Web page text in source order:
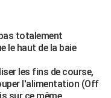
totalement
le haut de la baie
les fins de course,
l'alimentation (Off